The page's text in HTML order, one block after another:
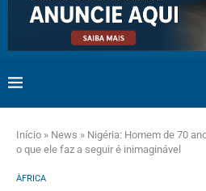
Início » News » Nigéria: Homem de 70
o que ele faz a seguir é inimaginável
ÁFRICA